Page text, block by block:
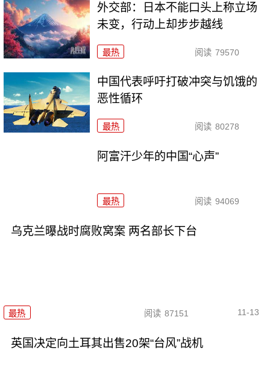
外交部：日本不能口头上称立场
未变，行动上却步步越线
最热 阅读 79570
中国代表呼吁打破冲突与饥饿的
恶性循环
最热 阅读 80278
阿富汗少年的中国“心声”
最热 阅读 94069
乌克兰曝战时腐败窝案 两名部长下台
最热 阅读 87151 11-13
英国决定向土耳其出售20架“台风”战机